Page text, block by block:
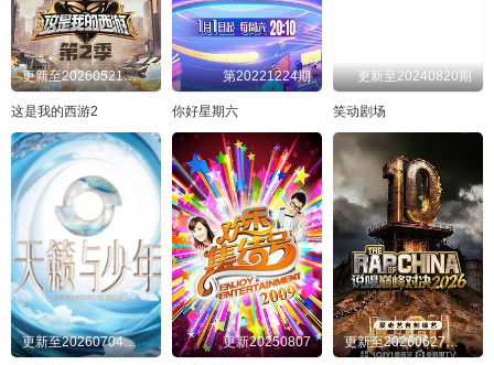
更新至20260521往季精编：爆笑名场面回顾
这是我的西游2
第20221224期
你好星期六
更新至20240820期
笑动剧场
更新至20260704第1期 更新20250807 更新至20260627发布会